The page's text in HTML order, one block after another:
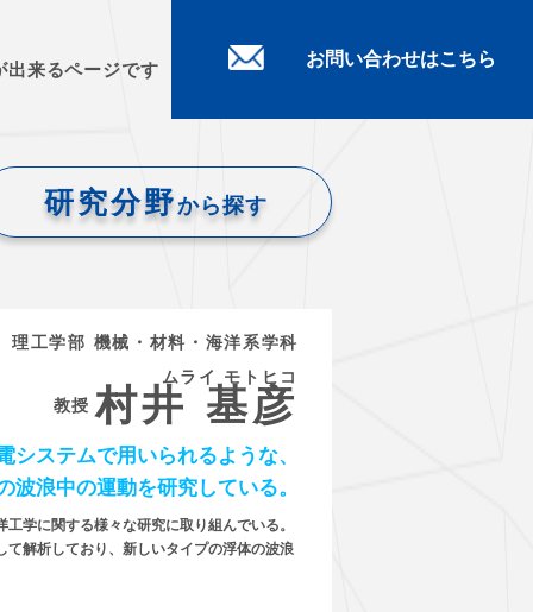
出来るページです
お問い合わせはこちら
研究分野から探す
理工学部 機械・材料・海洋系学科
教授 村井 基彦
ムライ モトヒコ
ステムで用いられるような、
波浪中の運動を研究している。
学に関する様々な研究に取り組んでいる。
解析しており、新しいタイプの浮体の波浪